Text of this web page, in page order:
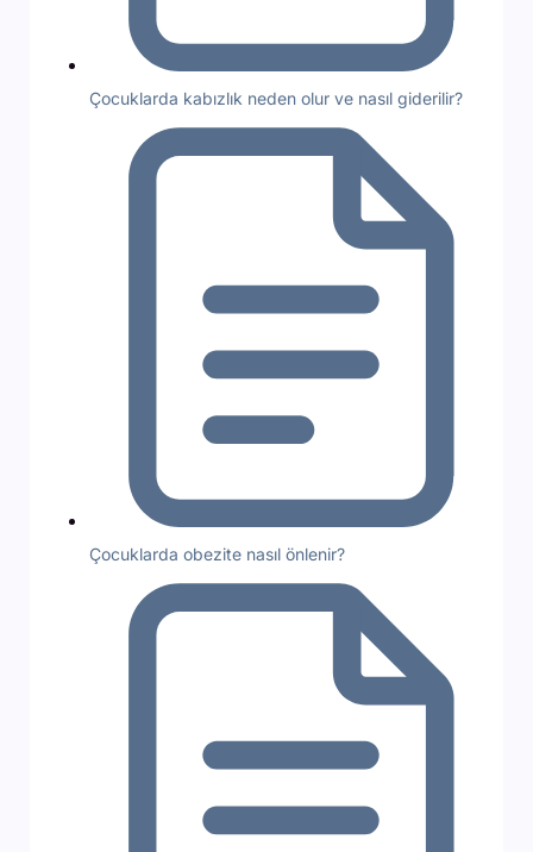
Çocuklarda kabızlık neden olur ve nasıl giderilir?
Çocuklarda obezite nasıl önlenir?